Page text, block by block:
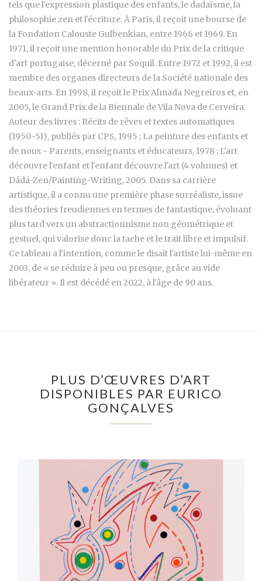
tels que l'expression plastique des enfants, le dadaïsme, la
philosophie zen et l'écriture. À Paris, il reçoit une bourse de
la Fondation Calouste Gulbenkian, entre 1966 et 1969. En
1971, il reçoit une mention honorable du Prix de la critique
d'art portugaise, décerné par Soquil. Entre 1972 et 1992, il est
membre des organes directeurs de la Société nationale des
beaux-arts. En 1998, il reçoit le Prix Almada Negreiros et, en
2005, le Grand Prix de la Biennale de Vila Nova de Cerveira.
Auteur des livres : Récits de rêves et textes automatiques
(1950-51), publiés par CPS, 1995 ; La peinture des enfants et
de nous - Parents, enseignants et éducateurs, 1978 ; L'art
découvre l'enfant et l'enfant découvre l'art (4 volumes) et
Dádá-Zen/Painting-Writing, 2005. Dans sa carrière
artistique, il a connu une première phase surréaliste, issue
des théories freudiennes en termes de fantastique, évoluant
plus tard vers un abstractionnisme non géométrique et
gestuel, qui valorise donc la tache et le trait libre et impulsif.
Ce tableau a l'intention, comme le disait l'artiste lui-même en
2003, de « se réduire à peu ou presque, grâce au vide
libérateur ». Il est décédé en 2022, à l'âge de 90 ans.
PLUS D’ŒUVRES D’ART
DISPONIBLES PAR EURICO
GONÇALVES